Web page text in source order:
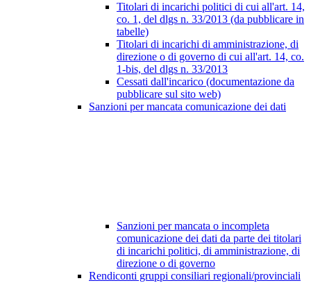
Titolari di incarichi politici di cui all'art. 14,
co. 1, del dlgs n. 33/2013 (da pubblicare in
tabelle)
Titolari di incarichi di amministrazione, di
direzione o di governo di cui all'art. 14, co.
1-bis, del dlgs n. 33/2013
Cessati dall'incarico (documentazione da
pubblicare sul sito web)
Sanzioni per mancata comunicazione dei dati
Sanzioni per mancata o incompleta
comunicazione dei dati da parte dei titolari
di incarichi politici, di amministrazione, di
direzione o di governo
Rendiconti gruppi consiliari regionali/provinciali